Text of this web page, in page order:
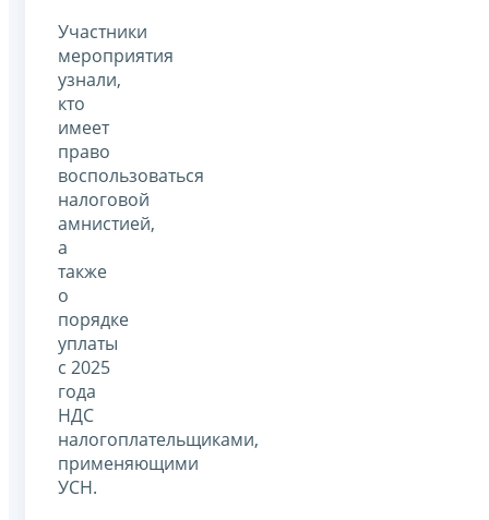
Участники
мероприятия
узнали,
кто
имеет
право
воспользоваться
налоговой
амнистией,
а
также
о
порядке
уплаты
с 2025
года
НДС
налогоплательщиками,
применяющими
УСН.